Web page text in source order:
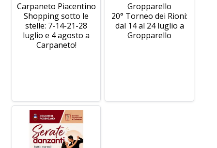
Carpaneto Piacentino
Shopping sotto le
stelle: 7-14-21-28
luglio e 4 agosto a
Carpaneto!
Gropparello
20° Torneo dei Rioni:
dal 14 al 24 luglio a
Gropparello